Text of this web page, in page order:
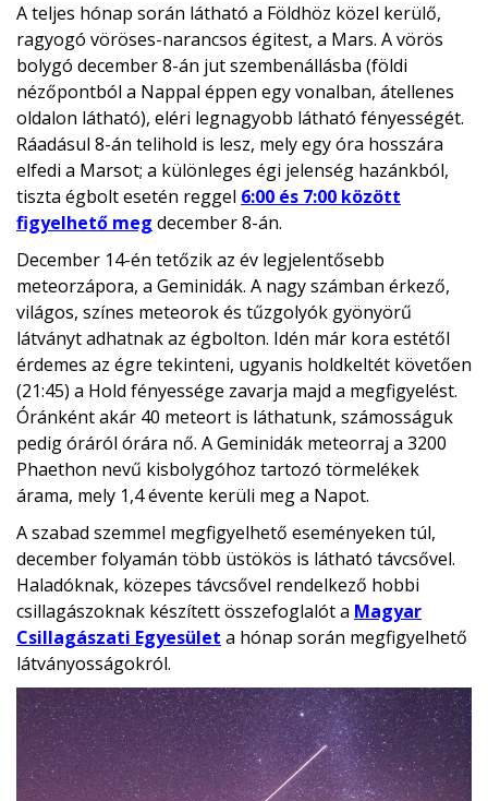
A teljes hónap során látható a Földhöz közel kerülő,
ragyogó vöröses-narancsos égitest, a Mars. A vörös
bolygó december 8-án jut szembenállásba (földi
nézőpontból a Nappal éppen egy vonalban, átellenes
oldalon látható), eléri legnagyobb látható fényességét.
Ráadásul 8-án telihold is lesz, mely egy óra hosszára
elfedi a Marsot; a különleges égi jelenség hazánkból,
tiszta égbolt esetén reggel 6:00 és 7:00 között
figyelhető meg december 8-án.
December 14-én tetőzik az év legjelentősebb
meteorzápora, a Geminidák. A nagy számban érkező,
világos, színes meteorok és tűzgolyók gyönyörű
látványt adhatnak az égbolton. Idén már kora estétől
érdemes az égre tekinteni, ugyanis holdkeltét követően
(21:45) a Hold fényessége zavarja majd a megfigyelést.
Óránként akár 40 meteort is láthatunk, számosságuk
pedig óráról órára nő. A Geminidák meteorraj a 3200
Phaethon nevű kisbolygóhoz tartozó törmelékek
árama, mely 1,4 évente kerüli meg a Napot.
A szabad szemmel megfigyelhető eseményeken túl,
december folyamán több üstökös is látható távcsővel.
Haladóknak, közepes távcsővel rendelkező hobbi
csillagászoknak készített összefoglalót a Magyar
Csillagászati Egyesület a hónap során megfigyelhető
látványosságokról.